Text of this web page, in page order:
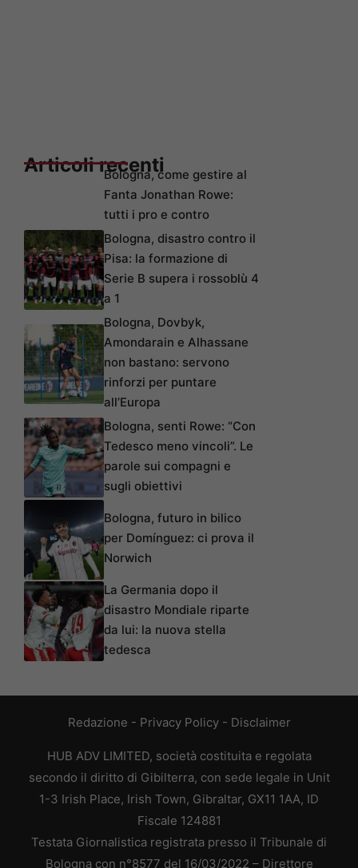
Articoli recentiBologna, come gestire al
Fanta Jonathan Rowe:
tutti i pro e contro
Bologna, disastro contro il
Pisa: la formazione di
Serie B supera i rossoblù 4
a 1
Bologna, Dovbyk,
Amondarain e Alhassane
non bastano: servono
rinforzi per puntare
all’Europa
Bologna, senti Rowe: “Con
Tedesco meno vincoli”. Le
parole sui compagni e
sugli obiettivi
Bologna, futuro in bilico
per Domínguez: ci prova il
Norwich
La Germania dopo il
disastro Mondiale riparte
da lui: la nuova stella
tedesca
Redazione - Privacy Policy- Disclaimer
HUB ADV LIMITED, società costituita e regolata
secondo il diritto di Gibilterra, con sede legale in Unit
1-3 Irish Place, Irish Town, Gibraltar, GX11 1AA, ID
Fiscale 124881
Testata Giornalistica registrata presso il Tribunale di
Bologna con n°8577 del 16/03/2022 – Direttore